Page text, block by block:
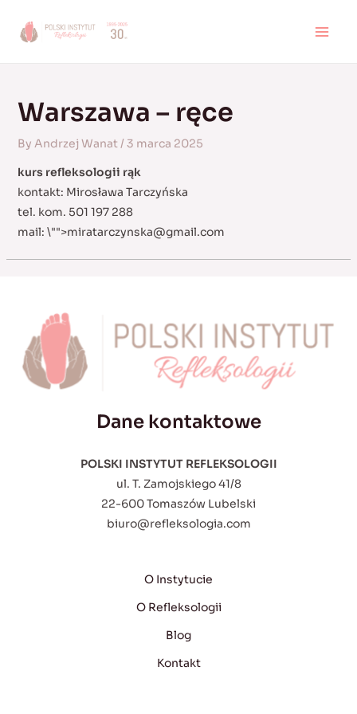
Warszawa – ręce
By Andrzej Wanat/3 marca 2025
kurs refleksologii rąk
kontakt: Mirosława Tarczyńska
tel. kom. 501 197 288
mail: \"">miratarczynska@gmail.com
Dane kontaktowe
POLSKI INSTYTUT REFLEKSOLOGII
ul. T. Zamojskiego 41/8
22-600 Tomaszów Lubelski
biuro@refleksologia.com
O Instytucie
O Refleksologii
Blog
Kontakt